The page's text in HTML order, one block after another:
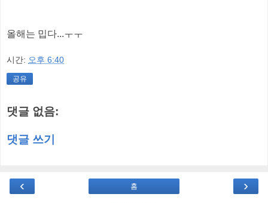
올해는 밉다...ㅜㅜ
시간: 오후 6:40
공유
댓글 없음:
댓글 쓰기
‹ ›
홈